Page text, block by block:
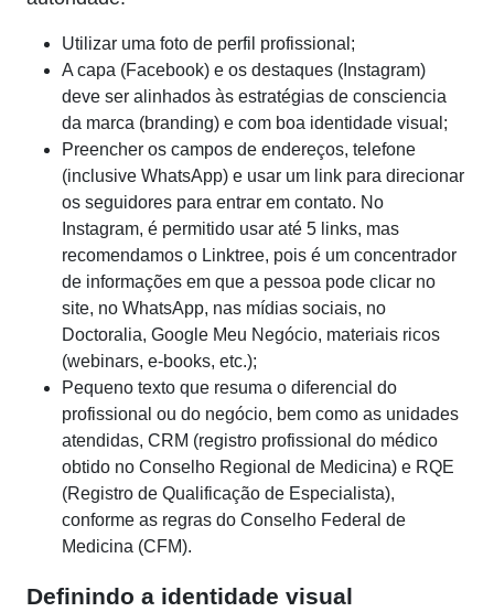
Utilizar uma foto de perfil profissional;
A capa (Facebook) e os destaques (Instagram)
deve ser alinhados às estratégias de consciencia
da marca (branding) e com boa identidade visual;
Preencher os campos de endereços, telefone
(inclusive WhatsApp) e usar um link para direcionar
os seguidores para entrar em contato. No
Instagram, é permitido usar até 5 links, mas
recomendamos o Linktree, pois é um concentrador
de informações em que a pessoa pode clicar no
site, no WhatsApp, nas mídias sociais, no
Doctoralia, Google Meu Negócio, materiais ricos
(webinars, e-books, etc.);
Pequeno texto que resuma o diferencial do
profissional ou do negócio, bem como as unidades
atendidas, CRM (registro profissional do médico
obtido no Conselho Regional de Medicina) e RQE
(Registro de Qualificação de Especialista),
conforme as regras do Conselho Federal de
Medicina (CFM).
Definindo a identidade visual